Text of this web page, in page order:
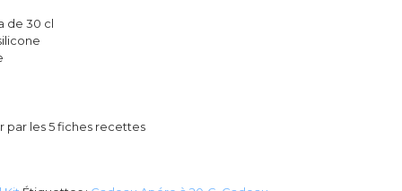
de 30 cl
par les 5 fiches recettes